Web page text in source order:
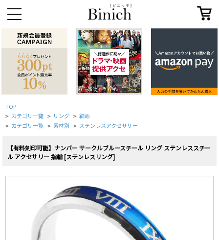
TOP
> カテゴリ一覧 > リング > 細め
> カテゴリ一覧 > 素材別 > ステンレスアクセサリー
【有料刻印可能】ナンバー サークルブルースチール リング ステンレススチー
ル アクセサリー 指輪 [ステンレスリング]